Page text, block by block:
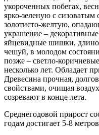
укороченных побегах,
ярко-зеленую с
золотисто-желтую,
украшение –
яйцевидные шишки,
чешуй, в молодом
позже – светло-
несколько лет. Обладает
Древесина прочная,
свойствами, очищая
созревают в конце лета.
Среднегодовой прирост
годам достигает 5-8